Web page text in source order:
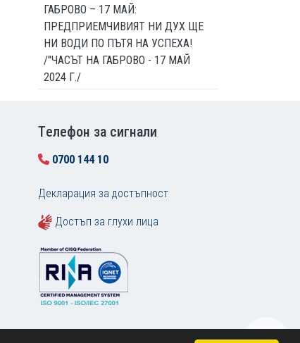
ГАБРОВО – 17 МАЙ:
ПРЕДПРИЕМЧИВИЯТ НИ ДУХ ЩЕ
НИ ВОДИ ПО ПЪТЯ НА УСПЕХА!
/"ЧАСЪТ НА ГАБРОВО - 17 МАЙ
2024 Г./
Tелефон за сигнали
0700 144 10
Декларация за достъпност
Достъп за глухи лица